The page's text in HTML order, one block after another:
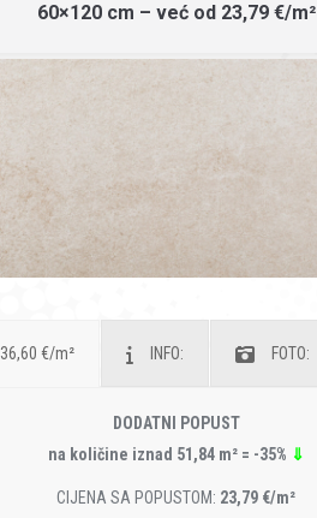
60×120 cm – već od 23,79 €/m²
36,60 €/m² INFO: FOTO:
DODATNI POPUST
na količine iznad 51,84 m² = -35% ⇓
CIJENA SA POPUSTOM: 23,79 €/m²